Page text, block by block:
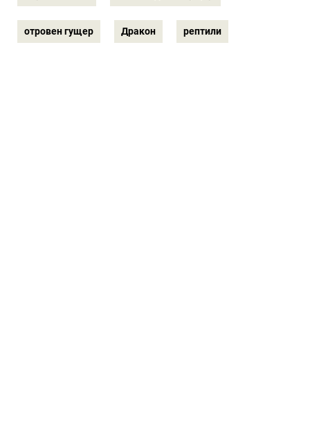
отровен гущер Дракон рептили